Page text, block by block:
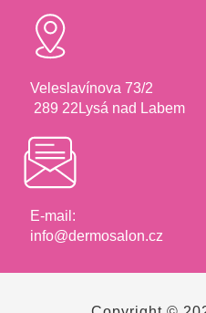
Veleslavínova 73/2
289 22Lysá nad Labem
E-mail:
info@dermosalon.cz